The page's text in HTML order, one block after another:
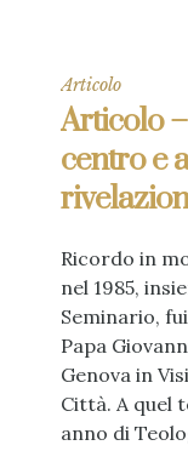
Articolo
Articolo
centro e
Ricordo in
nel 1985,
Seminario,
Papa
Genova in
Città. A quel
anno di